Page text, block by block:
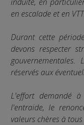
en escalade et en
Durant cette
devons respecter
gouvernementales.
réservés aux
L'effort demandé
l'entraide, le
valeurs chères à